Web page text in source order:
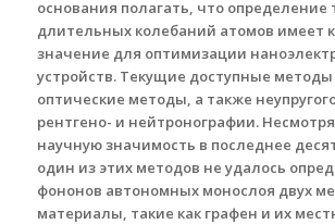
основания полагать, что определение
длительных колебаний атомов имеет
значение для оптимизации
устройств. Текущие доступные
оптические методы, а также
рентгено- и нейтронографии.
научную значимость в последнее
один из этих методов не удалось
фононов автономных монослоя двух
материалы, такие как графен и их